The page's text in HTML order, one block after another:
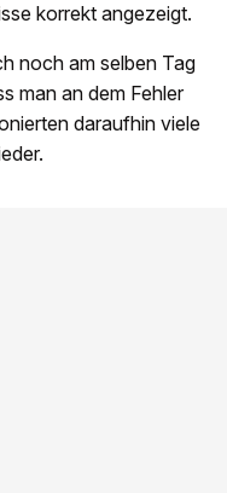
korrekt angezeigt.
noch am selben Tag
man an dem Fehler
daraufhin viele